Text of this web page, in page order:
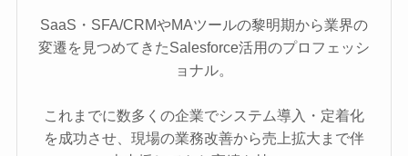
SaaS・SFA/CRMやMAツールの黎明期から業界の
変遷を見つめてきたSalesforce活用のプロフェッシ
ョナル。
これまでに数多くの企業でシステム導入・定着化
を成功させ、現場の業務改善から売上拡大まで伴